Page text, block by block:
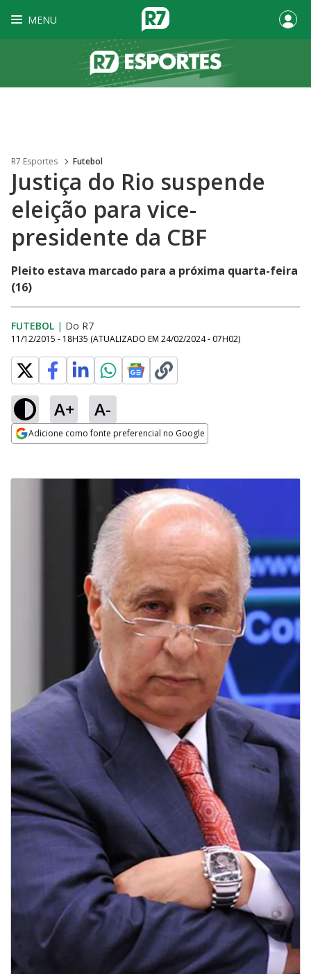
MENU
R7 Esportes Futebol
Justiça do Rio suspende
eleição para vice-
presidente da CBF
Pleito estava marcado para a próxima quarta-feira
(16)
FUTEBOL | Do R7
11/12/2015 - 18H35 (ATUALIZADO EM 24/02/2024 - 07H02)
A+ A-
Adicione como fonte preferencial no Google